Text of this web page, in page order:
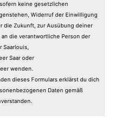
keine gesetzlichen
Widerruf der Einwilligung
die Zukunft, zur Ausübung deiner
die verantwortliche Person der
Saarlouis,
Saar oder
wenden.
dieses Formulars erklärst du dich
Daten gemäß